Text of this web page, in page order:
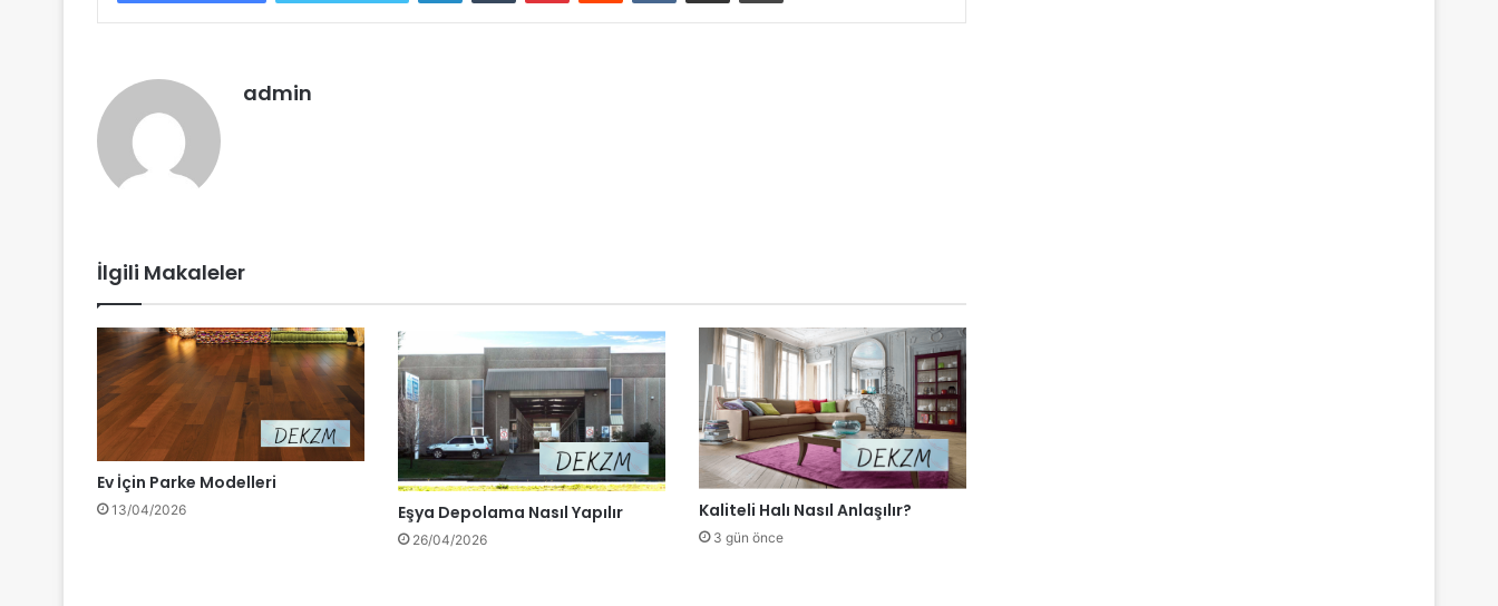
admin
İlgili Makaleler
Ev İçin Parke Modelleri
13/04/2026 Eşya Depolama Nasıl Yapılır
26/04/2026
Kaliteli Halı Nasıl Anlaşılır?
3 gün önce